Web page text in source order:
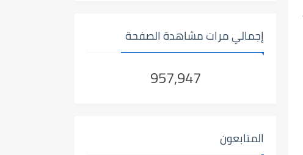
إجمالي مرات مشاهدة الصفحة
957,947
المتابعون